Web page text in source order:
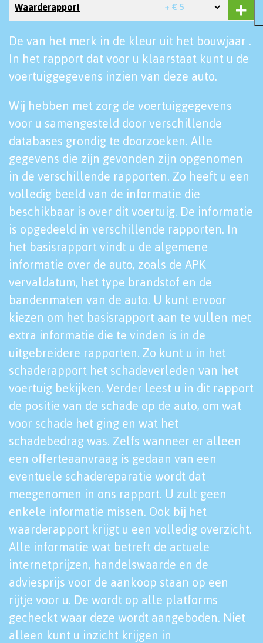
Waarderapport + € 5
De van het merk in de kleur uit het bouwjaar .
In het rapport dat voor u klaarstaat kunt u de
voertuiggegevens inzien van deze auto.
Wij hebben met zorg de voertuiggegevens
voor u samengesteld door verschillende
databases grondig te doorzoeken. Alle
gegevens die zijn gevonden zijn opgenomen
in de verschillende rapporten. Zo heeft u een
volledig beeld van de informatie die
beschikbaar is over dit voertuig. De informatie
is opgedeeld in verschillende rapporten. In
het basisrapport vindt u de algemene
informatie over de auto, zoals de APK
vervaldatum, het type brandstof en de
bandenmaten van de auto. U kunt ervoor
kiezen om het basisrapport aan te vullen met
extra informatie die te vinden is in de
uitgebreidere rapporten. Zo kunt u in het
schaderapport het schadeverleden van het
voertuig bekijken. Verder leest u in dit rapport
de positie van de schade op de auto, om wat
voor schade het ging en wat het
schadebedrag was. Zelfs wanneer er alleen
een offerteaanvraag is gedaan van een
eventuele schadereparatie wordt dat
meegenomen in ons rapport. U zult geen
enkele informatie missen. Ook bij het
waarderapport krijgt u een volledig overzicht.
Alle informatie wat betreft de actuele
internetprijzen, handelswaarde en de
adviesprijs voor de aankoop staan op een
rijtje voor u. De wordt op alle platforms
gecheckt waar deze wordt aangeboden. Niet
alleen kunt u inzicht krijgen in